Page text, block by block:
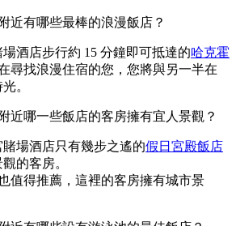
近有哪些最棒的浪漫飯店？
酒店步行約 15 分鐘即可抵達的哈克霍
尋找浪漫住宿的您，您將與另一半在
。
近哪一些飯店的客房擁有宜人景觀？
場酒店只有幾步之遙的假日宮殿飯店
的客房。
值得推薦，這裡的客房擁有城市景